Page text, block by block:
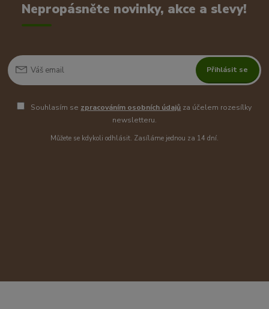
Nepropásněte novinky, akce a slevy!
Přihlásit se
Souhlasím se zpracováním osobních údajů za účelem rozesílky
newsletteru.
Můžete se kdykoli odhlásit. Zasíláme jednou za 14 dní.